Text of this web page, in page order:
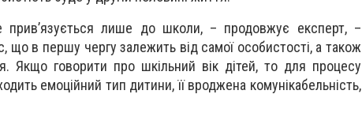
прив’язується лише до школи, – продовжує експерт, –
що в першу чергу залежить від самої особистості, а також
Якщо говорити про шкільний вік дітей, то для процесу
емоційний тип дитини, її вроджена комунікабельність,